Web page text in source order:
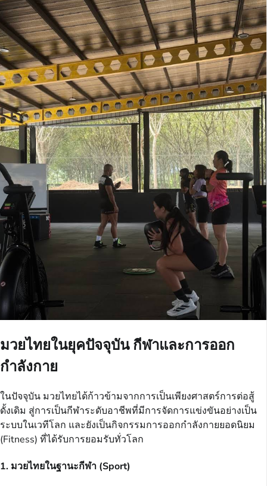
มวยไทยในยุคปัจจุบัน กีฬาและการออก
กำลังกาย
ในปัจจุบัน มวยไทยได้ก้าวข้ามจากการเป็นเพียงศาสตร์การต่อสู้
ดั้งเดิม สู่การเป็นกีฬาระดับอาชีพที่มีการจัดการแข่งขันอย่างเป็น
ระบบในเวทีโลก และยังเป็นกิจกรรมการออกกำลังกายยอดนิยม
(Fitness) ที่ได้รับการยอมรับทั่วโลก
1. มวยไทยในฐานะกีฬา (Sport)